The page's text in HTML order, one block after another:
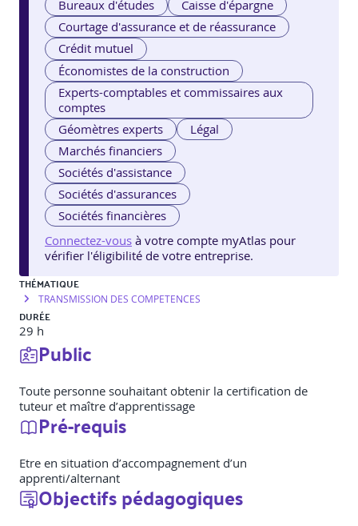
Bureaux d'études
Caisse d'épargne
Courtage d'assurance et de réassurance
Crédit mutuel
Économistes de la construction
Experts-comptables et commissaires aux
comptes
Géomètres experts
Légal
Marchés financiers
Sociétés d'assistance
Sociétés d'assurances
Sociétés financières
Connectez-vous à votre compte myAtlas pour
vérifier l'éligibilité de votre entreprise.
THÉMATIQUE
TRANSMISSION DES COMPETENCES
DURÉE
29 h
Public
Toute personne souhaitant obtenir la certification de
tuteur et maître d’apprentissage
Pré-requis
Etre en situation d’accompagnement d’un
apprenti/alternant
Objectifs pédagogiques